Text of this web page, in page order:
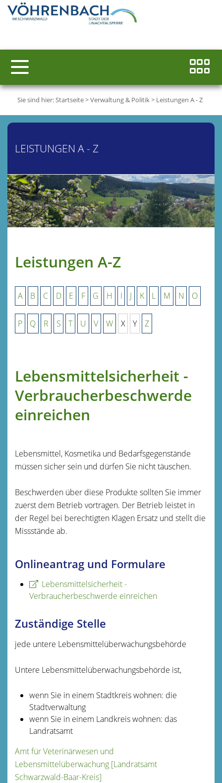
Sie sind hier:Startseite>Verwaltung & Politik> Leistungen A - Z
LEISTUNGEN A - Z
Leistungen A-Z
A B C D E F G H I J K L M N O
P Q R S T U V W X Y Z
Lebensmittelsicherheit -
Verbraucherbeschwerde
einreichen
Lebensmittel, Kosmetika und Bedarfsgegenstände
müssen sicher sein und dürfen Sie nicht täuschen.
Beschwerden über diese Produkte sollten Sie immer
zuerst dem Betrieb vortragen. Der Betrieb leistet in
der Regel bei berechtigten Klagen Ersatz und stellt die
Missstände ab.
Onlineantrag und Formulare
Lebensmittelsicherheit -
Verbraucherbeschwerde einreichen
Zuständige Stelle
jede untere Lebensmittelüberwachungsbehörde
Untere Lebensmittelüberwachungsbehörde ist,
wenn Sie in einem Stadtkreis wohnen: die
Stadtverwaltung
wenn Sie in einem Landkreis wohnen: das
Landratsamt
Amt für Veterinärwesen und
Lebensmittelüberwachung [Landratsamt
Schwarzwald-Baar-Kreis]